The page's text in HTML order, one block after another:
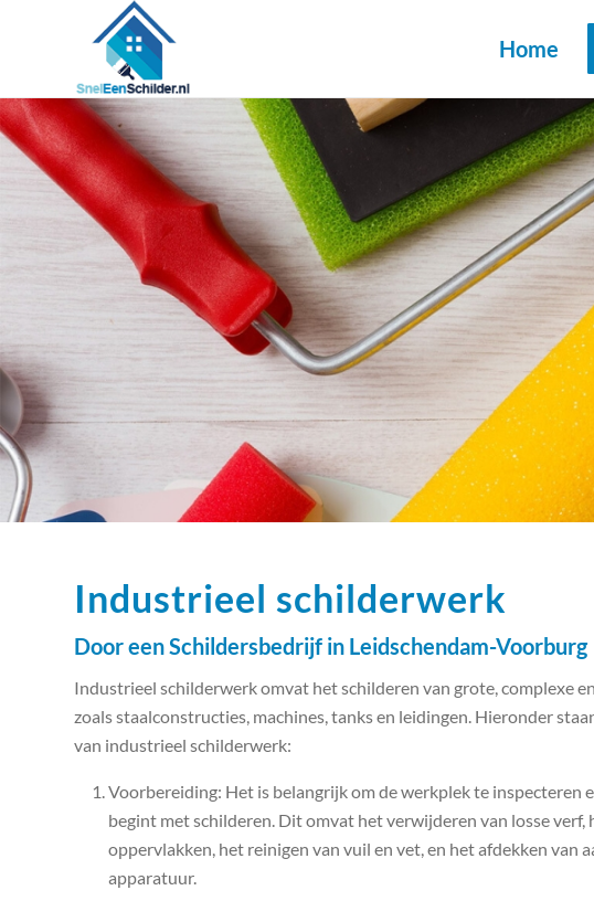
Home
Industrieel schilderwerk
Door een Schildersbedrijf in Leidschendam-Voorburg
Industrieel schilderwerk omvat het schilderen van grote, complexe
zoals staalconstructies, machines, tanks en leidingen. Hieronder
van industrieel schilderwerk:
Voorbereiding: Het is belangrijk om de werkplek te inspecteren
begint met schilderen. Dit omvat het verwijderen van losse verf,
oppervlakken, het reinigen van vuil en vet, en het afdekken van
apparatuur.